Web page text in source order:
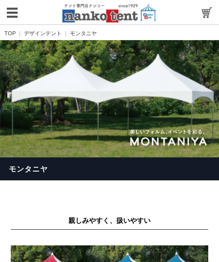
TOP デザインテント モンタニヤ
モンタニヤ
親しみやすく、扱いやすい